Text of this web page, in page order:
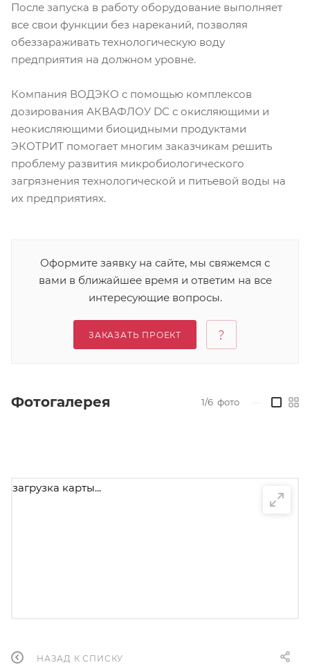
После запуска в работу оборудование выполняет
все свои функции без нареканий, позволяя
обеззараживать технологическую воду
предприятия на должном уровне.
Компания ВОДЭКО с помощью комплексов
дозирования АКВАФЛОУ DС с окисляющими и
неокисляющими биоцидными продуктами
ЭКОТРИТ помогает многим заказчикам решить
проблему развития микробиологического
загрязнения технологической и питьевой воды на
их предприятиях.
Оформите заявку на сайте, мы свяжемся с
вами в ближайшее время и ответим на все
интересующие вопросы.
ЗАКАЗАТЬ ПРОЕКТ
Фотогалерея 1/6 фото
загрузка карты...
НАЗАД К СПИСКУ